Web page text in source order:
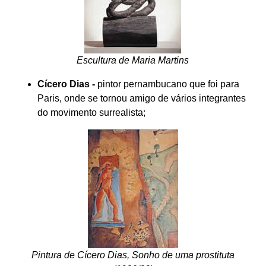
Escultura de Maria Martins
Cícero Dias - pintor pernambucano que foi para
Paris, onde se tornou amigo de vários integrantes
do movimento surrealista;
Pintura de Cícero Dias, Sonho de uma prostituta